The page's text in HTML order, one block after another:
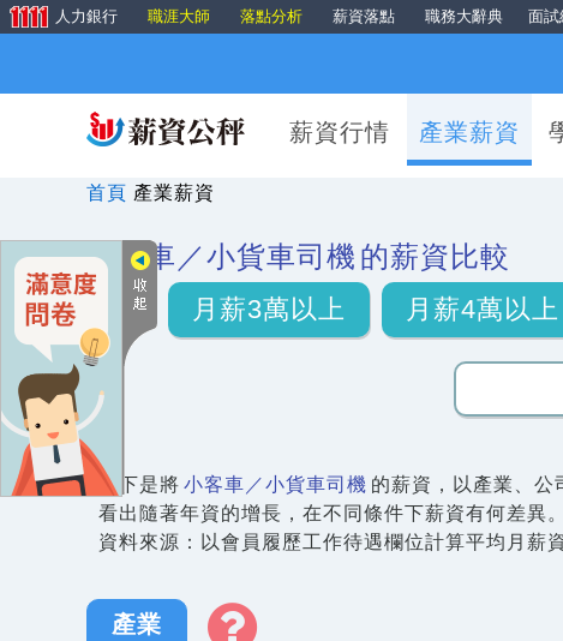
人力銀行 職涯大師 落點分析 薪資落點 職務大辭典 面試
薪資行情 產業薪資
首頁 產業薪資
小客車／小貨車司機 的薪資比較
月薪3萬以上 月薪4萬以上
以下是將 小客車／小貨車司機 的薪資，以產業、公
看出隨著年資的增長，在不同條件下薪資有何差異。
資料來源：以會員履歷工作待遇欄位計算平均月薪
產業